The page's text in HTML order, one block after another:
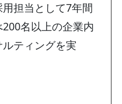
担当として7年間
名以上の企業内
ティングを実